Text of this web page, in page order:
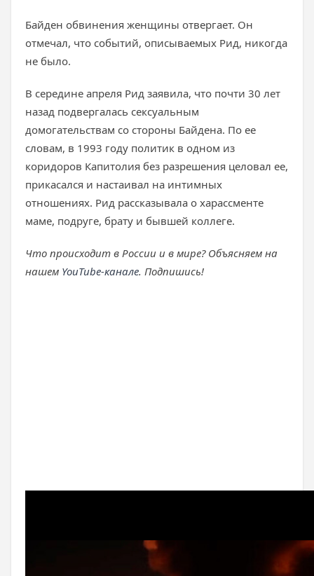
Байден обвинения женщины отвергает. Он
отмечал, что событий, описываемых Рид, никогда
не было.
В середине апреля Рид заявила, что почти 30 лет
назад подвергалась сексуальным
домогательствам со стороны Байдена. По ее
словам, в 1993 году политик в одном из
коридоров Капитолия без разрешения целовал ее,
прикасался и настаивал на интимных
отношениях. Рид рассказывала о харассменте
маме, подруге, брату и бывшей коллеге.
Что происходит в России и в мире? Объясняем на
нашем YouTube-канале. Подпишись!